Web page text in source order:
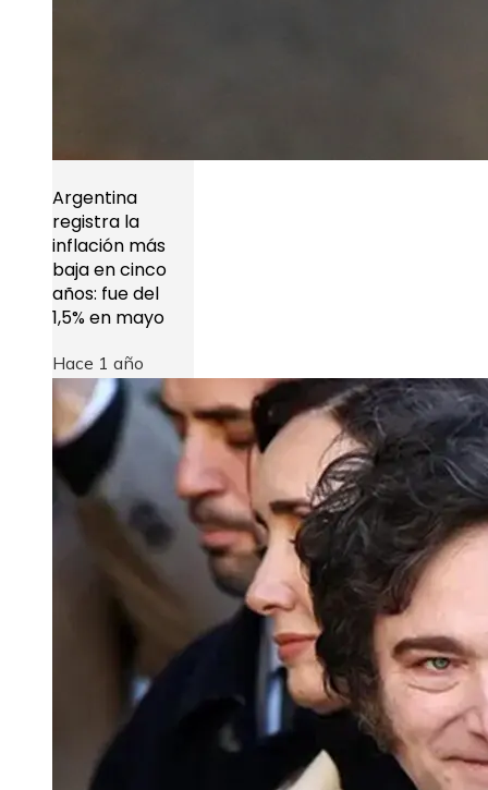
Argentina
registra la
inflación más
baja en cinco
años: fue del
1,5% en mayo
Hace 1 año